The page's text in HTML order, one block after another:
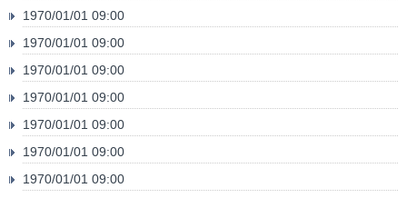
1970/01/01 09:00
1970/01/01 09:00
1970/01/01 09:00
1970/01/01 09:00
1970/01/01 09:00
1970/01/01 09:00
1970/01/01 09:00